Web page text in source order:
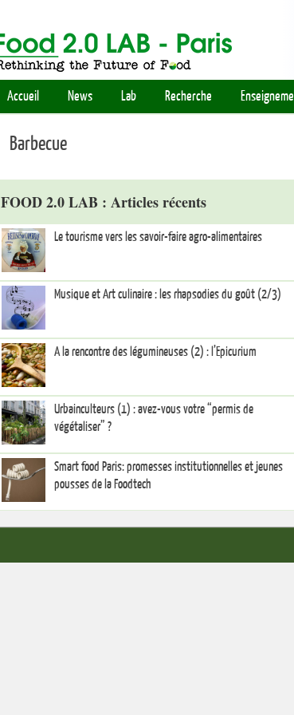
Accueil News Lab Recherche
Barbecue
FOOD 2.0 LAB : Articles récents
Le tourisme vers les savoir-faire agro-alimentaires
Musique et Art culinaire : les rhapsodies du goût (2/3)
A la rencontre des légumineuses (2) : l’Epicurium
Urbainculteurs (1) : avez-vous votre “permis de
végétaliser” ?
Smart food Paris: promesses institutionnelles et jeunes
pousses de la Foodtech